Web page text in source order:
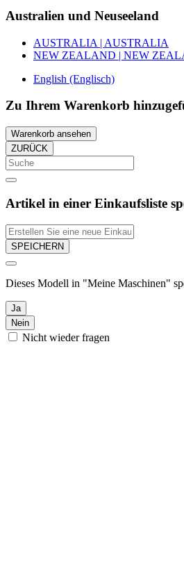
Australien und Neuseeland
AUSTRALIA | AUSTRALIA
NEW ZEALAND | NEW
English (Englisch)
Zu Ihrem Warenkorb
Warenkorb ansehen
ZURÜCK
Artikel in einer Einkaufsliste
SPEICHERN
Dieses Modell in "Meine Maschinen"
Ja
Nein
Nicht wieder fragen